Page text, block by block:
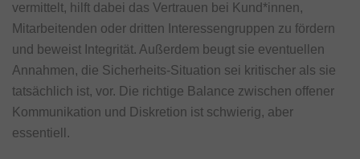
vermittelt, hilft dabei das Vertrauen bei Kund*innen,
Mitarbeitenden oder dritten Interessengruppen zu fördern
und beweist Integrität. Außerdem beugt sie eventuellen
Annahmen, die Sicherheits-Situation sei kritischer als sie
tatsächlich ist, vor. Die richtige Balance zwischen offener
Kommunikation und Diskretion ist schwierig, aber
essentiell.